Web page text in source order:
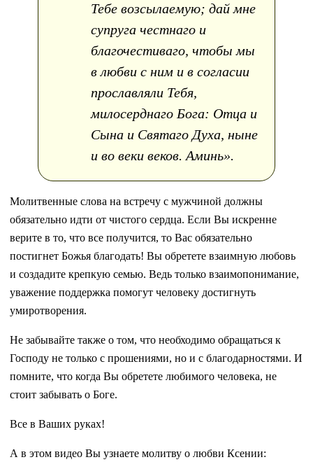
Тебе возсылаемую; дай мне
супруга честнаго и
благочестиваго, чтобы мы
в любви с ним и в согласии
прославляли Тебя,
милосерднаго Бога: Отца и
Сына и Святаго Духа, ныне
и во веки веков. Аминь».
Молитвенные слова на встречу с мужчиной должны
обязательно идти от чистого сердца. Если Вы искренне
верите в то, что все получится, то Вас обязательно
постигнет Божья благодать! Вы обретете взаимную любовь
и создадите крепкую семью. Ведь только взаимопонимание,
уважение поддержка помогут человеку достигнуть
умиротворения.
Не забывайте также о том, что необходимо обращаться к
Господу не только с прошениями, но и с благодарностями. И
помните, что когда Вы обретете любимого человека, не
стоит забывать о Боге.
Все в Ваших руках!
А в этом видео Вы узнаете молитву о любви Ксении: